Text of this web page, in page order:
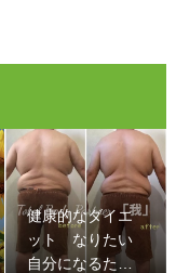
健康的なダイエ
ット なりたい
自分になるため